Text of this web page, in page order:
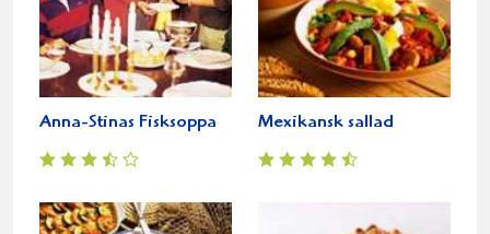
Anna-Stinas Fisksoppa Mexikansk sallad